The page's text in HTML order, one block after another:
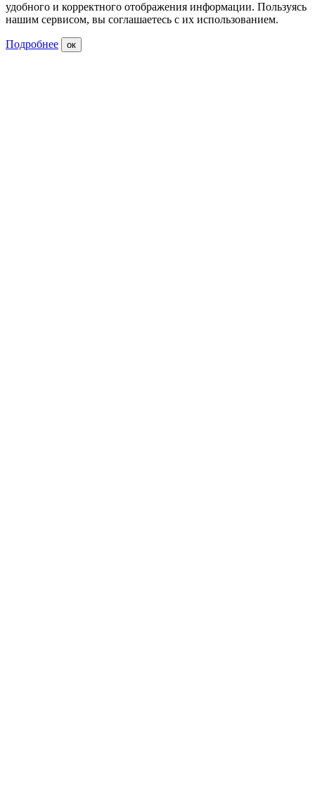
удобного и корректного отображения информации. Пользуясь
нашим сервисом, вы соглашаетесь с их использованием.
Подробнее ок